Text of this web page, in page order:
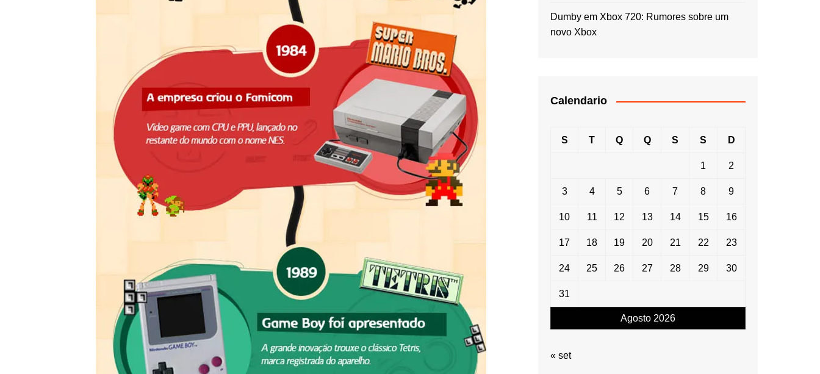
Dumby em Xbox 720: Rumores sobre um
novo Xbox
Calendario
Agosto 2026
S T Q Q S S D
1 2
3 4 5 6 7 8 9
10 11 12 13 14 15 16
17 18 19 20 21 22 23
24 25 26 27 28 29 30
31
« set